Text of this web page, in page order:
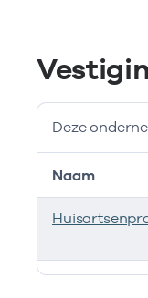
Deze
Deze
Naam